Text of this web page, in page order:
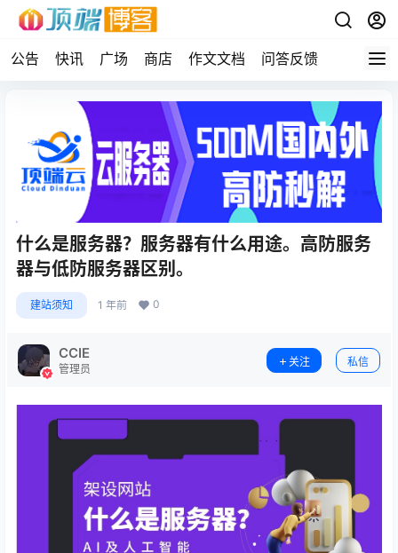
公告 快讯 广场 商店 作文文档 问答反馈
什么是服务器？服务器有什么用途。高防服务
器与低防服务器区别。
建站须知 1 年前 0
CCIE
管理员
关注 私信